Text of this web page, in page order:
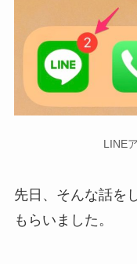
LINE
先日、そんな話を
もらいました。